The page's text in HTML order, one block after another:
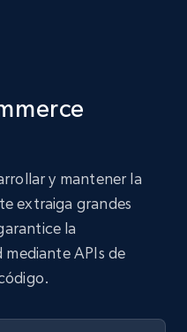
y mantener la
extraiga grandes
la
APIs de